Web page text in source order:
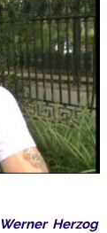
Werner Herzog